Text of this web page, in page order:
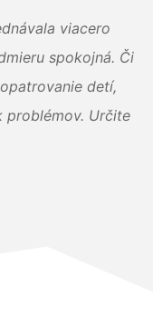
viacero
spokojná. Či
detí,
problémov. Určite